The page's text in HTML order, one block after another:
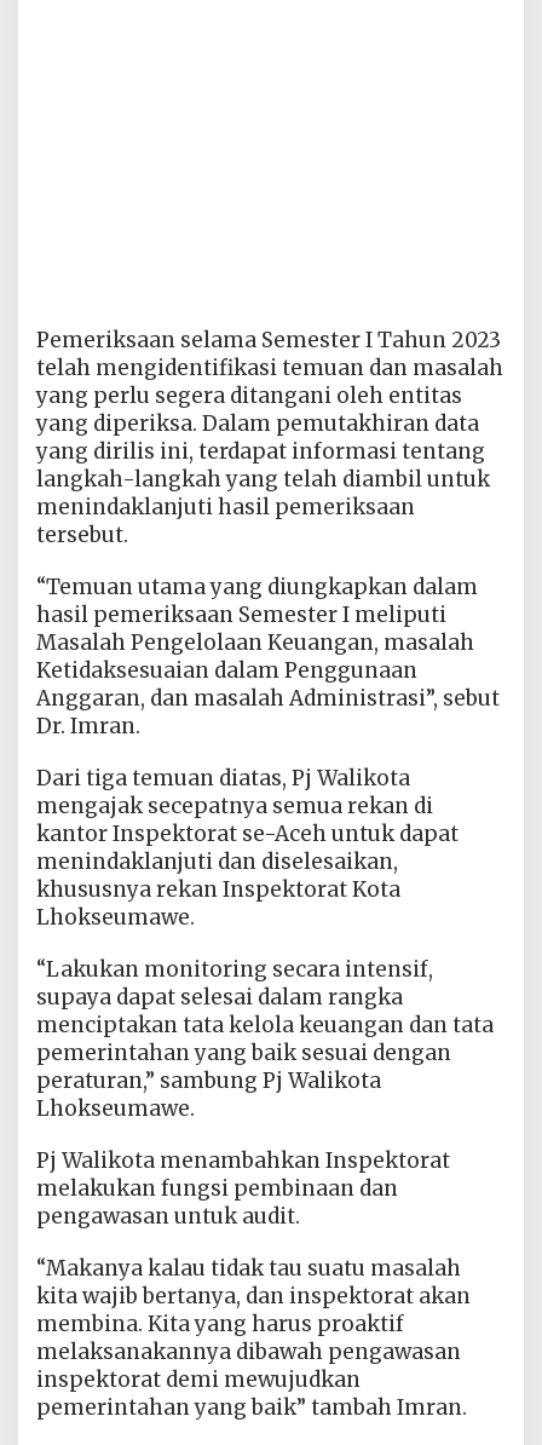
Pemeriksaan selama Semester I Tahun 2023
telah mengidentifikasi temuan dan masalah
yang perlu segera ditangani oleh entitas
yang diperiksa. Dalam pemutakhiran data
yang dirilis ini, terdapat informasi tentang
langkah-langkah yang telah diambil untuk
menindaklanjuti hasil pemeriksaan
tersebut.
“Temuan utama yang diungkapkan dalam
hasil pemeriksaan Semester I meliputi
Masalah Pengelolaan Keuangan, masalah
Ketidaksesuaian dalam Penggunaan
Anggaran, dan masalah Administrasi”, sebut
Dr. Imran.
Dari tiga temuan diatas, Pj Walikota
mengajak secepatnya semua rekan di
kantor Inspektorat se-Aceh untuk dapat
menindaklanjuti dan diselesaikan,
khususnya rekan Inspektorat Kota
Lhokseumawe.
“Lakukan monitoring secara intensif,
supaya dapat selesai dalam rangka
menciptakan tata kelola keuangan dan tata
pemerintahan yang baik sesuai dengan
peraturan,” sambung Pj Walikota
Lhokseumawe.
Pj Walikota menambahkan Inspektorat
melakukan fungsi pembinaan dan
pengawasan untuk audit.
“Makanya kalau tidak tau suatu masalah
kita wajib bertanya, dan inspektorat akan
membina. Kita yang harus proaktif
melaksanakannya dibawah pengawasan
inspektorat demi mewujudkan
pemerintahan yang baik” tambah Imran.